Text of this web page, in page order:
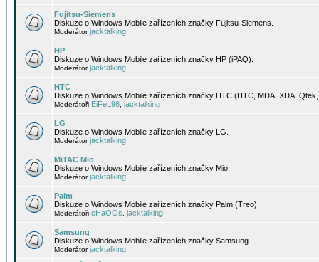
Fujitsu-Siemens
Diskuze o Windows Mobile zařízeních značky Fujitsu-Siemens.
Moderátorjacktalking
HP
Diskuze o Windows Mobile zařízeních značky HP (iPAQ).
Moderátorjacktalking
HTC
Diskuze o Windows Mobile zařízeních značky HTC (HTC, MDA, XDA,
Moderátoři EiFeL96 jacktalking
LG
Diskuze o Windows Mobile zařízeních značky LG.
Moderátorjacktalking
MiTAC Mio
Diskuze o Windows Mobile zařízeních značky Mio.
Moderátorjacktalking
Palm
Diskuze o Windows Mobile zařízeních značky Palm (Treo).
Moderátoři cHaOOs jacktalking
Samsung
Diskuze o Windows Mobile zařízeních značky Samsung.
Moderátorjacktalking